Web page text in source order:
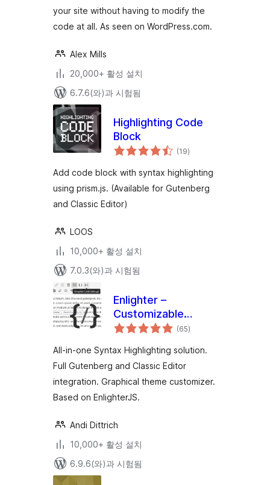
your site without having to modify the
code at all. As seen on WordPress.com.
Alex Mills
20,000+ 활성 설치
6.7.6(와)과 시험됨
Highlighting Code
Block
(19전
체
점
)
Add code block with syntax highlighting
using prism.js. (Available for Gutenberg
and Classic Editor)
LOOS
10,000+ 활성 설치
7.0.3(와)과 시험됨
Enlighter –
Customizable
Syntax Highlighter
(65전
체
점
)
All-in-one Syntax Highlighting solution.
Full Gutenberg and Classic Editor
integration. Graphical theme customizer.
Based on EnlighterJS.
Andi Dittrich
10,000+ 활성 설치
6.9.6(와)과 시험됨